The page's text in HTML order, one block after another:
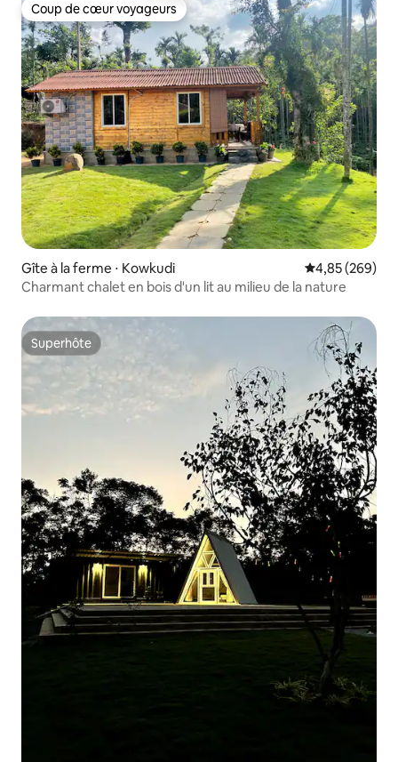
Coup de cœur voyageurs
Coup de cœur voyageurs
Gîte à la ferme ⋅ Kowkudi Évaluation
4,85 (269)
Charmant chalet en bois d'un lit au milieu de la nature
Superhôte
Superhôte